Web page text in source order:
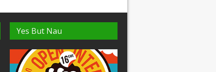
Yes But Nau